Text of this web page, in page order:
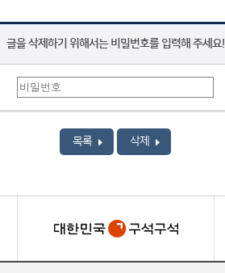
글을 삭제하기 위해서는 비밀번호를 입력해 주세요!
목록 삭제